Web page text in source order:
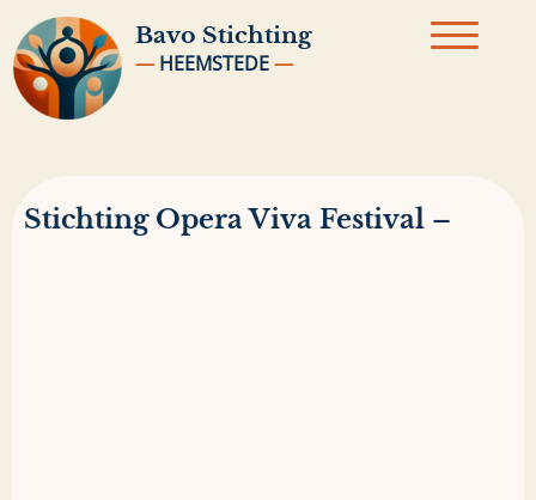
Bavo Stichting
—HEEMSTEDE—
Stichting Opera Viva Festival –